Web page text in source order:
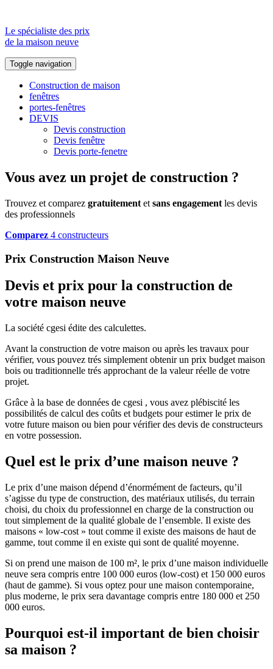
Le spécialiste des prix
de la maison neuve
Toggle navigation
Construction de maison
fenêtres
portes-fenêtres
DEVIS
Devis construction
Devis fenêtre
Devis porte-fenetre
Vous avez un projet de construction ?
Trouvez et comparez gratuitement et sans engagement les devis
des professionnels
Comparez 4 constructeurs
Prix Construction Maison Neuve
Devis et prix pour la construction de
votre maison neuve
La société cgesi édite des calculettes.
Avant la construction de votre maison ou après les travaux pour
vérifier, vous pouvez trés simplement obtenir un prix budget maison
bois ou traditionnelle trés approchant de la valeur réelle de votre
projet.
Grâce à la base de données de cgesi , vous avez plébiscité les
possibilités de calcul des coûts et budgets pour estimer le prix de
votre future maison ou bien pour vérifier des devis de constructeurs
en votre possession.
Quel est le prix d’une maison neuve ?
Le prix d’une maison dépend d’énormément de facteurs, qu’il
s’agisse du type de construction, des matériaux utilisés, du terrain
choisi, du choix du professionnel en charge de la construction ou
tout simplement de la qualité globale de l’ensemble. Il existe des
maisons « low-cost » tout comme il existe des maisons de haut de
gamme, tout comme il en existe qui sont de qualité moyenne.
Si on prend une maison de 100 m², le prix d’une maison individuelle
neuve sera compris entre 100 000 euros (low-cost) et 150 000 euros
(haut de gamme). Si vous optez pour une maison contemporaine,
plus moderne, le prix sera davantage compris entre 180 000 et 250
000 euros.
Pourquoi est-il important de bien choisir
sa maison ?